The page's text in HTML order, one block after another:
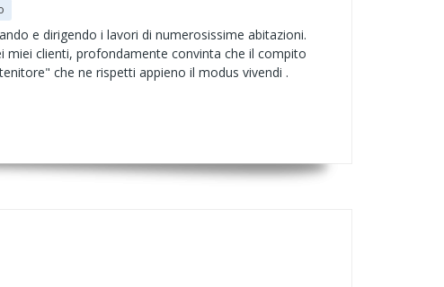
e dirigendo i lavori di numerosissime abitazioni.
miei clienti, profondamente convinta che il compito
che ne rispetti appieno il modus vivendi .